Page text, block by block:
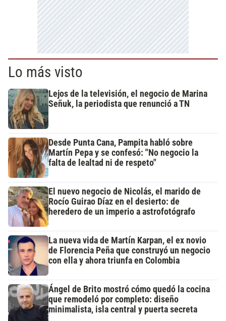
Lo más visto
Lejos de la televisión, el negocio de Marina
Señuk, la periodista que renunció a TN
Desde Punta Cana, Pampita habló sobre
Martín Pepa y se confesó: "No negocio la
falta de lealtad ni de respeto"
El nuevo negocio de Nicolás, el marido de
Rocío Guirao Díaz en el desierto: de
heredero de un imperio a astrofotógrafo
La nueva vida de Martín Karpan, el ex novio
de Florencia Peña que construyó un negocio
con ella y ahora triunfa en Colombia
Ángel de Brito mostró cómo quedó la cocina
que remodeló por completo: diseño
minimalista, isla central y puerta secreta